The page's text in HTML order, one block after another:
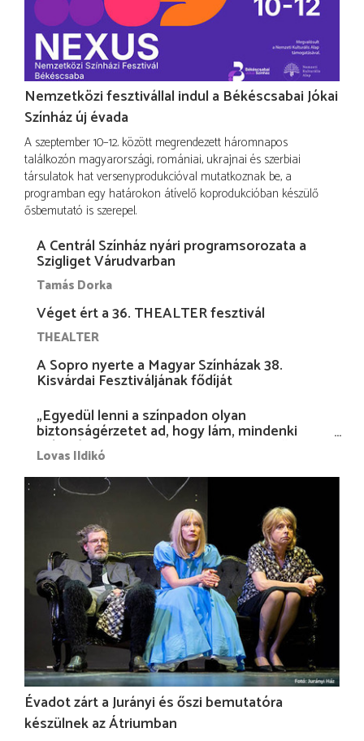
Nemzetközi fesztivállal indul a Békéscsabai Jókai
Színház új évada
A szeptember 10–12. között megrendezett háromnapos
találkozón magyarországi, romániai, ukrajnai és szerbiai
társulatok hat versenyprodukcióval mutatkoznak be, a
programban egy határokon átívelő koprodukcióban készülő
ősbemutató is szerepel.
A Centrál Színház nyári programsorozata a
Szigliget Várudvarban
Tamás Dorka
Véget ért a 36. THEALTER fesztivál
THEALTER
A Sopro nyerte a Magyar Színházak 38.
Kisvárdai Fesztiváljának fődíját
„Egyedül lenni a színpadon olyan
biztonságérzetet ad, hogy lám, mindenki
más nélkül is megvagyok magammal…”
Lovas Ildikó
Évadot zárt a Jurányi és őszi bemutatóra
készülnek az Átriumban